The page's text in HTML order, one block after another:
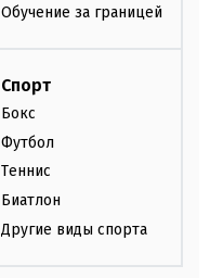
Обучение за границей
Спорт
Бокс
Футбол
Теннис
Биатлон
Другие виды спорта